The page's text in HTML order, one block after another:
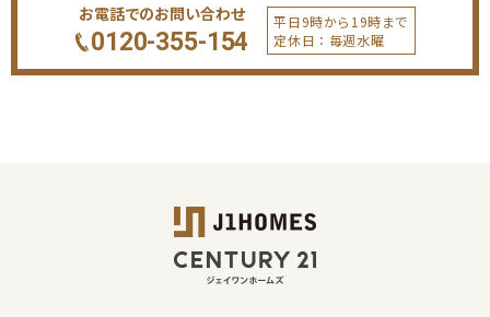
お電話でのお問い合わせ
0120-355-154
平日9時から19時まで
定休日：毎週水曜